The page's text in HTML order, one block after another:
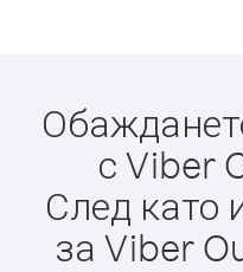
с Viber
След като
за Viber